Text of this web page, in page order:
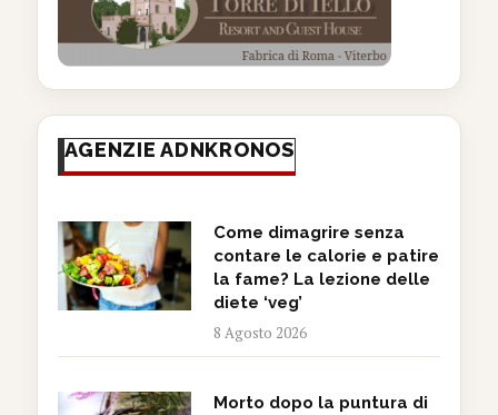
AGENZIE ADNKRONOS
Come dimagrire senza
contare le calorie e patire
la fame? La lezione delle
diete ‘veg’
8 Agosto 2026
Morto dopo la puntura di